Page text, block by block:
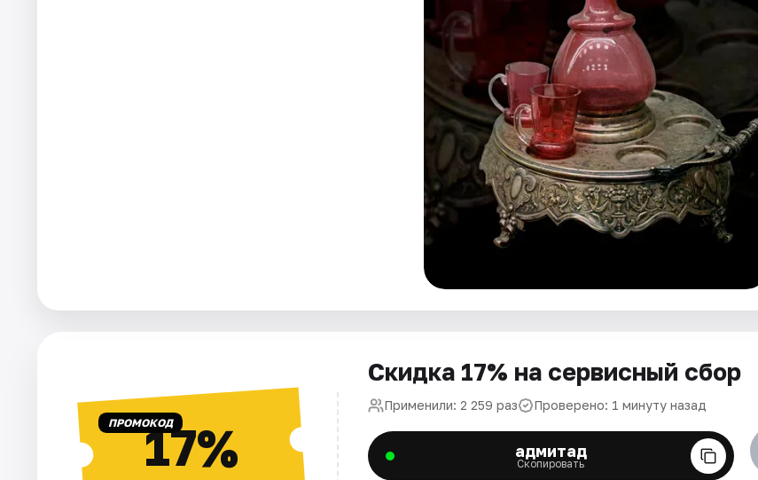
ПРОМОКОД17%
Скидка 17% на сервисный сбор
Применили: 2 259 раз Проверено: 1 минуту назад
адмитад
Скопировать